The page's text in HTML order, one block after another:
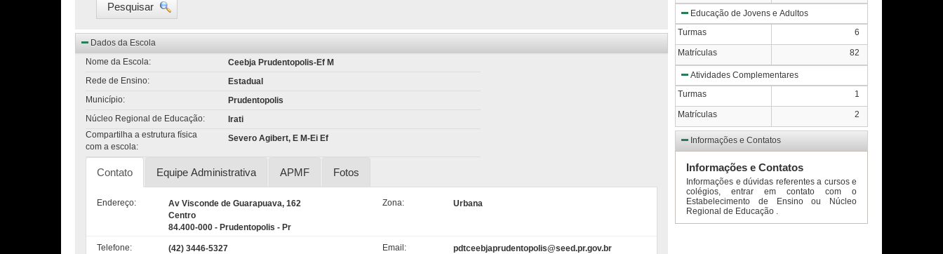
Pesquisar
Dados da Escola
Nome da Escola:
Ceebja Prudentopolis-Ef M
Rede de Ensino:
Estadual
Município:
Prudentopolis
Núcleo Regional de Educação:
Irati
Compartilha a estrutura física
com a escola:
Severo Agibert, E M-Ei Ef
Contato Equipe Administrativa APMF Fotos
Endereço:
Av Visconde de Guarapuava, 162
Centro
84.400-000 - Prudentopolis - Pr
Zona: Urbana
Telefone: (42) 3446-5327 Email: pdtceebjaprudentopolis@seed.pr.gov.br
Educação de Jovens e Adultos
Turmas
6
Matrículas 82
Atividades Complementares
Turmas
1
Matrículas 2
Informações e Contatos
Informações e Contatos
Informações e dúvidas referentes a cursos e
colégios, entrar em contato com o
Estabelecimento de Ensino ou Núcleo
Regional de Educação .